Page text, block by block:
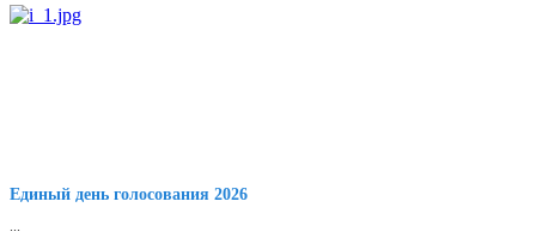
Единый день голосования 2026
...